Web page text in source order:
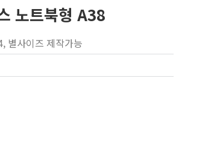
노트북형 A38
별사이즈 제작가능